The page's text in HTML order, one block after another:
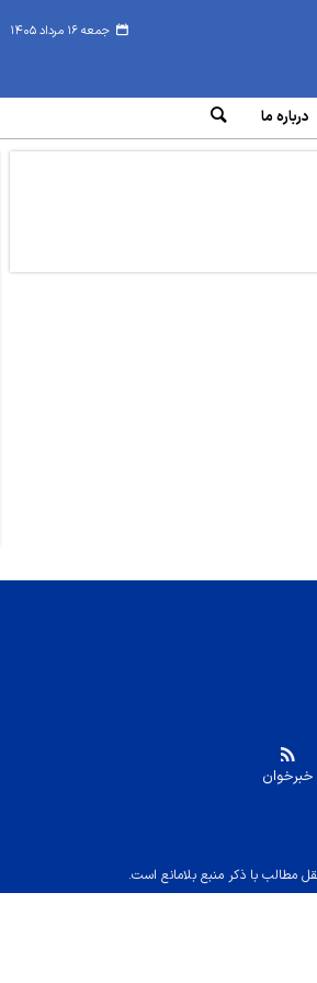
جمعه ۱۶ مرداد ۱۴۰۵
درباره ما
خبرخوان
با ذکر منبع بلامانع است.